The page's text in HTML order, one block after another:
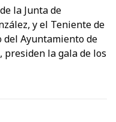
la Junta de
y el Teniente de
del Ayuntamiento de
presiden la gala de los